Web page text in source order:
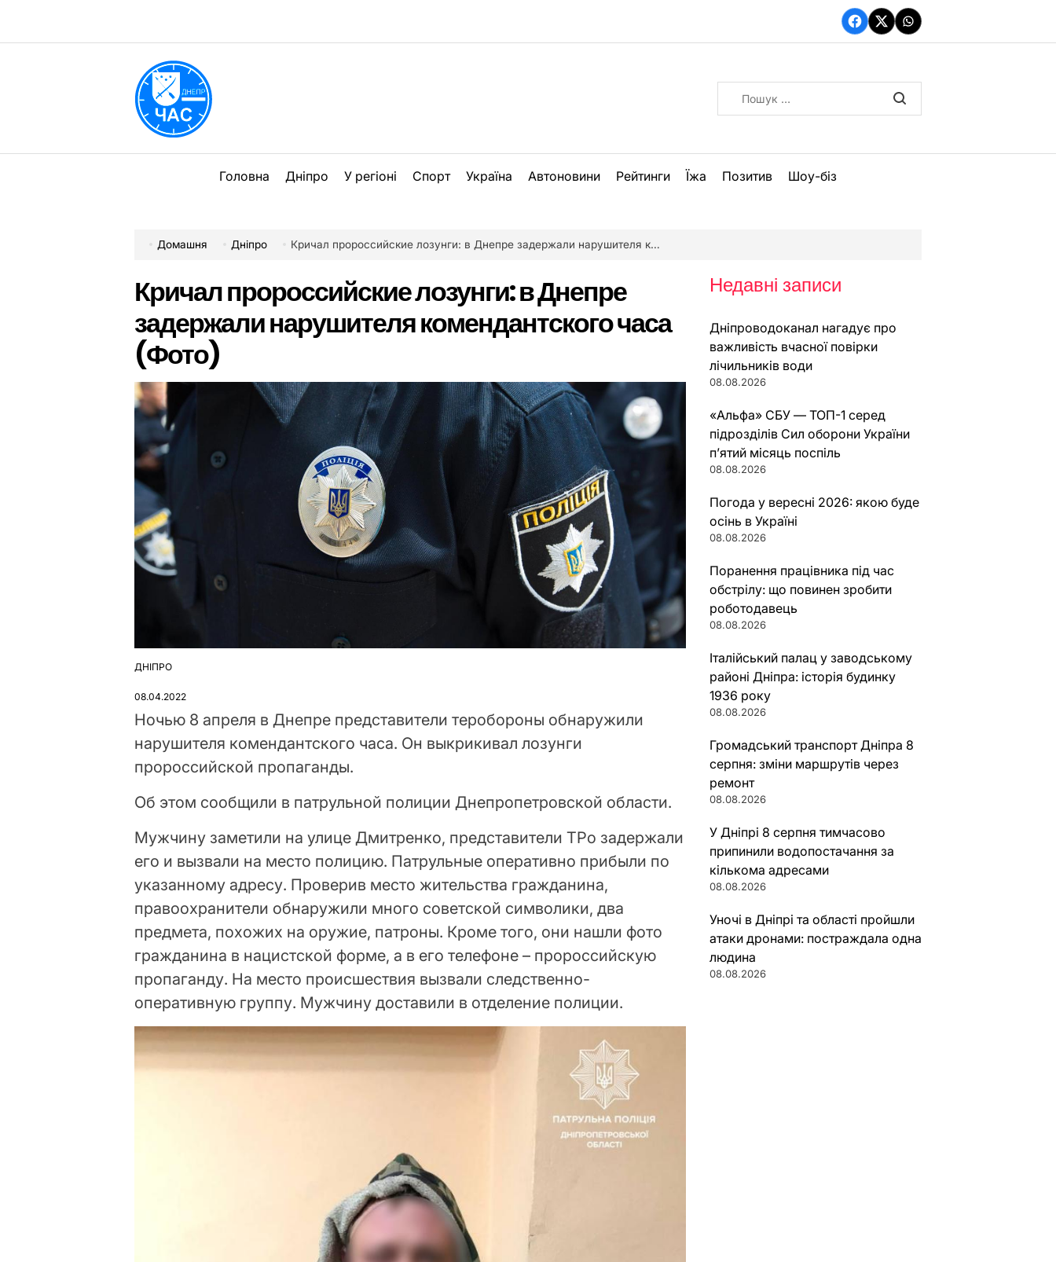
вмісту
Facebook
TwitterWhatsApp
Головна Дніпро У регіоні Спорт Україна Автоновини Рейтинги Їжа Позитив Шоу-біз
Домашня Дніпро Кричал пророссийские лозунги: в Днепре задержали нарушителя комендантского часа (Фото)
Кричал пророссийские лозунги: в Днепре
задержали нарушителя комендантского часа
(Фото)
ОПУБЛІКУВАТИ
ДНІПРО
08.04.2022
Ночью 8 апреля в Днепре представители теробороны обнаружили
нарушителя комендантского часа. Он выкрикивал лозунги
пророссийской пропаганды.
Об этом сообщили в патрульной полиции Днепропетровской области.
Мужчину заметили на улице Дмитренко, представители ТРо задержали
его и вызвали на место полицию. Патрульные оперативно прибыли по
указанному адресу. Проверив место жительства гражданина,
правоохранители обнаружили много советской символики, два
предмета, похожих на оружие, патроны. Кроме того, они нашли фото
гражданина в нацистской форме, а в его телефоне – пророссийскую
пропаганду. На место происшествия вызвали следственно-
оперативную группу. Мужчину доставили в отделение полиции.
Недавні записи
Дніпроводоканал нагадує про
важливість вчасної повірки
лічильників води
08.08.2026
«Альфа» СБУ — ТОП-1 серед
підрозділів Сил оборони України
п’ятий місяць поспіль
08.08.2026
Погода у вересні 2026: якою буде
осінь в Україні
08.08.2026
Поранення працівника під час
обстрілу: що повинен зробити
роботодавець
08.08.2026
Італійський палац у заводському
районі Дніпра: історія будинку
1936 року
08.08.2026
Громадський транспорт Дніпра 8
серпня: зміни маршрутів через
ремонт
08.08.2026
У Дніпрі 8 серпня тимчасово
припинили водопостачання за
кількома адресами
08.08.2026
Уночі в Дніпрі та області пройшли
атаки дронами: постраждала одна
людина
08.08.2026